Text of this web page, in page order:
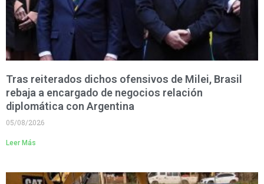
Tras reiterados dichos ofensivos de Milei, Brasil
rebaja a encargado de negocios relación
diplomática con Argentina
05/08/2026
Leer Más